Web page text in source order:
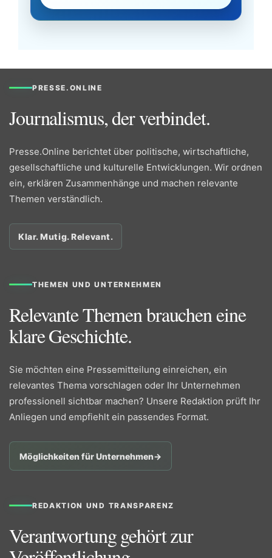
PRESSE.ONLINE
Journalismus, der verbindet.
Presse.Online berichtet über politische, wirtschaftliche,
gesellschaftliche und kulturelle Entwicklungen. Wir ordnen
ein, erklären Zusammenhänge und machen relevante
Themen verständlich.
Klar. Mutig. Relevant.
THEMEN UND UNTERNEHMEN
Relevante Themen brauchen eine
klare Geschichte.
Sie möchten eine Pressemitteilung einreichen, ein
relevantes Thema vorschlagen oder Ihr Unternehmen
professionell sichtbar machen? Unsere Redaktion prüft Ihr
Anliegen und empfiehlt ein passendes Format.
Möglichkeiten für Unternehmen→
REDAKTION UND TRANSPARENZ
Verantwortung gehört zur